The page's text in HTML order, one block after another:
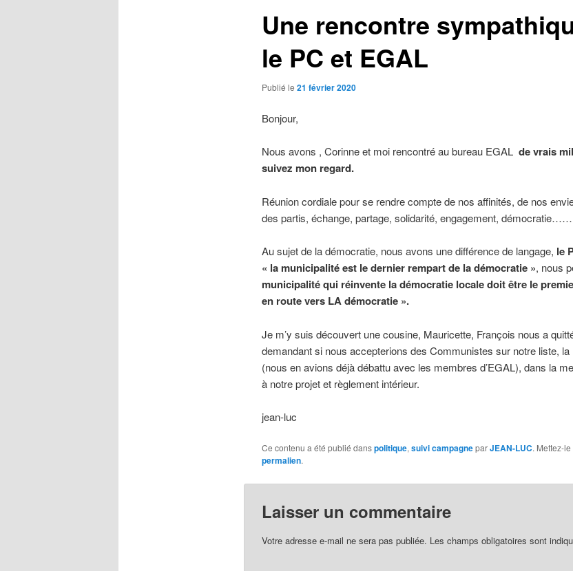
Une rencontre
le PC et EGAL
Publié le 21 février 2020
Bonjour,
Nous avons , Corinne et moi rencontré au bureau EGAL de vrais
suivez mon regard.
Réunion cordiale pour se rendre compte de nos affinités, de nos
des partis, échange, partage, solidarité, engagement,
Au sujet de la démocratie, nous avons une différence de langage, le
« la municipalité est le dernier rempart de la démocratie », nous
municipalité qui réinvente la démocratie locale doit être le
en route vers LA démocratie ».
Je m’y suis découvert une cousine, Mauricette, François nous a
demandant si nous accepterions des Communistes sur notre liste, la
(nous en avions déjà débattu avec les membres d’EGAL), dans la
à notre projet et règlement intérieur.
jean-luc
Ce contenu a été publié danspolitique, suivi campagneparJEAN-LUC. Mettez-
permalien.
Laisser un commentaire
Votre adresse e-mail ne sera pas publiée. Les champs obligatoires sont